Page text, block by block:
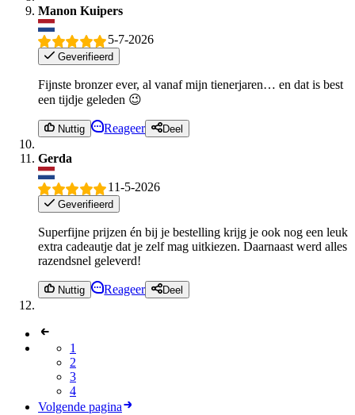
Manon Kuipers
5-7-2026
Geverifieerd
Fijnste bronzer ever, al vanaf mijn tienerjaren… en dat is best
een tijdje geleden 😉
Nuttig Reageer Deel
Gerda
11-5-2026
Geverifieerd
Superfijne prijzen én bij je bestelling krijg je ook nog een leuk
extra cadeautje dat je zelf mag uitkiezen. Daarnaast werd alles
razendsnel geleverd!
Nuttig Reageer Deel
1
2
3
4
Volgende pagina